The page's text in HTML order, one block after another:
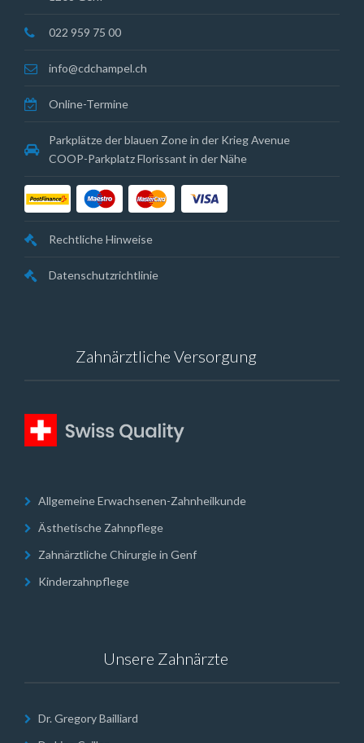
022 959 75 00
info@cdchampel.ch
Online-Termine
Parkplätze der blauen Zone in der Krieg Avenue
COOP-Parkplatz Florissant in der Nähe
Rechtliche Hinweise
Datenschutzrichtlinie
Zahnärztliche Versorgung
Allgemeine Erwachsenen-Zahnheilkunde
Ästhetische Zahnpflege
Zahnärztliche Chirurgie in Genf
Kinderzahnpflege
Unsere Zahnärzte
Dr. Gregory Bailliard